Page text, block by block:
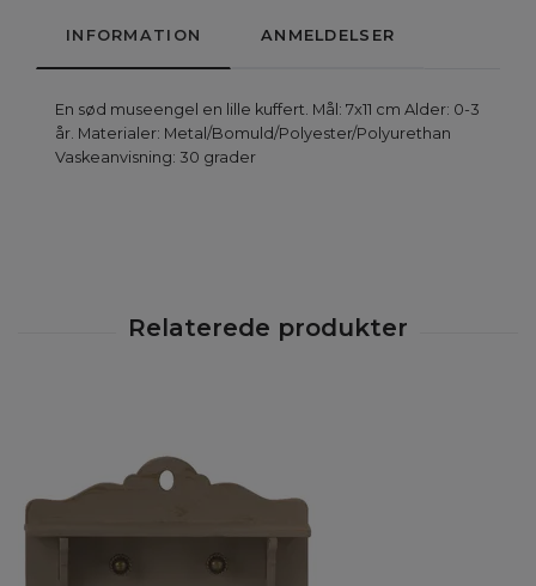
INFORMATION ANMELDELSER
En sød museengel en lille kuffert. Mål: 7x11 cm Alder: 0-3
år. Materialer: Metal/Bomuld/Polyester/Polyurethan
Vaskeanvisning: 30 grader